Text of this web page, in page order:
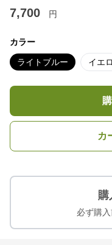
7,700 円
カラー
ライトブルー イエ
カ
購
必ず購入